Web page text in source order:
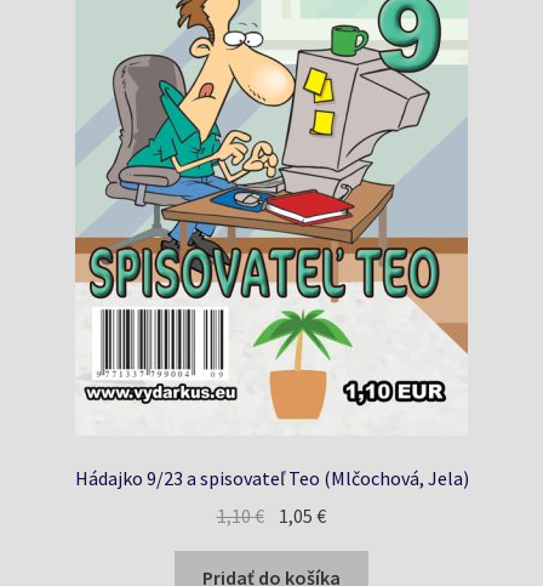
Hádajko 9/23 a spisovateľ Teo (Mlčochová, Jela)
1,10€ Pôvodná
bola:
1,05€Aktuálna
je:
Pridať do košíka